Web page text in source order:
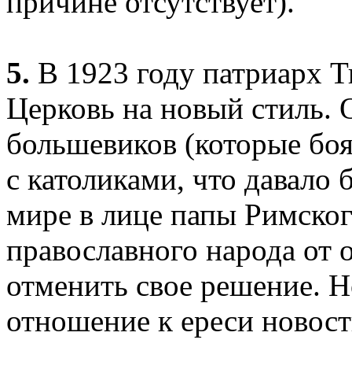
5. В 1923 году патриарх
Церковь на новый стиль.
большевиков (которые
с католиками, что
мире в лице папы
православного народа
отменить свое решение.
отношение к ереси